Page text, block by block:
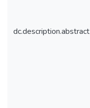
dc.description.abstract